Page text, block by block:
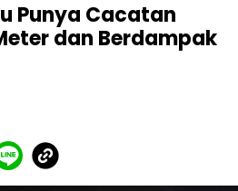
Punya Cacatan
dan Berdampak